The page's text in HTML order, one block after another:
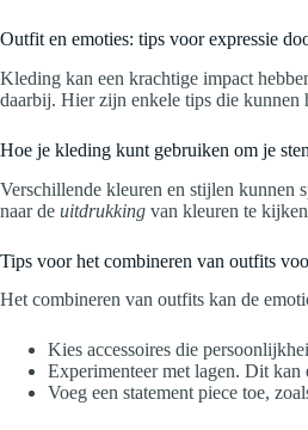
Outfit en emoties: tips voor expressie
Kleding kan een krachtige impact
daarbij. Hier zijn enkele tips die kunnen
Hoe je kleding kunt gebruiken om je
Verschillende kleuren en stijlen kunnen
naar de uitdrukking van kleuren te
Tips voor het combineren van outfits
Het combineren van outfits kan de
Kies accessoires die
Experimenteer met lagen. Dit kan
Voeg een statement piece toe,